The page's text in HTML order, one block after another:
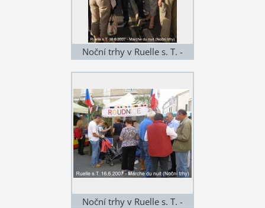
Noční trhy v Ruelle s. T. -
Noční trhy v Ruelle s. T. -